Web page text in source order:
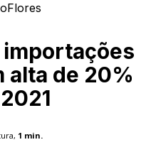
alta de 20%
1 min.